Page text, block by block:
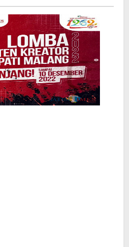
Piala
Bupati
Malang
Diperpanjang